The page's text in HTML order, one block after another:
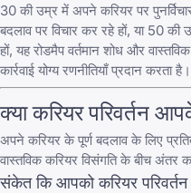
30 की उम्र में अपने करियर पर
बदलाव पर विचार कर रहे हों, या 50 की
हों, यह रोडमैप वर्तमान शोध और
कार्रवाई योग्य रणनीतियाँ प्रदान करता है।
क्या करियर परिवर्तन
अपने करियर के पूर्ण बदलाव के लिए
वास्तविक करियर विसंगति के बीच अंतर
संकेत कि आपको करियर परिवर्तन